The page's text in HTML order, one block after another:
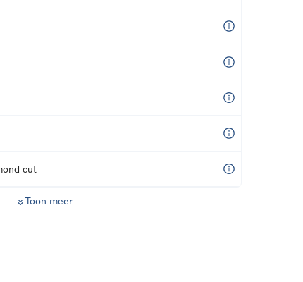
cut
Toon meer